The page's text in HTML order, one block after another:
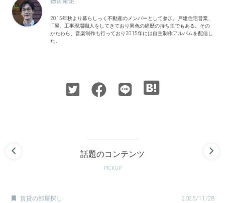
2015年秋より暮らしっく不動産のメンバーとして参加。戸建住宅営業、
IT屋、工事現場職人をしてきており異色の経歴の持ち主でもある。その
かたわら、音楽制作も行っており2015年には自主制作アルバムを配信し
た。
話題のコンテンツ
PICKUP
 賃貸の部屋探し 2025/11/28